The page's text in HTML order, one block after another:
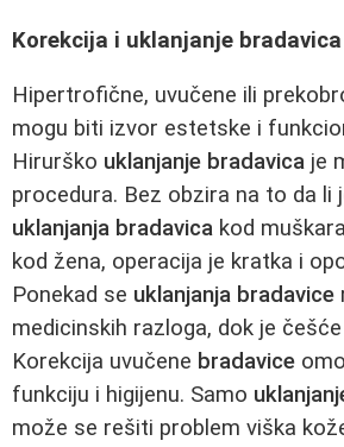
Korekcija i uklanjanje bradavica
Hipertrofične, uvučene ili
mogu biti izvor estetske i
Hirurško uklanjanje bradavica je
procedura. Bez obzira na to da li
uklanjanja bradavica kod
kod žena, operacija je kratka i
Ponekad se uklanjanja bradavice
medicinskih razloga, dok je
Korekcija uvučene bradavice
funkciju i higijenu. Samo
može se rešiti problem viška